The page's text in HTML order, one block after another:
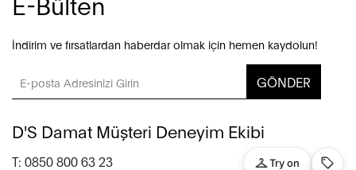
İndirim ve fırsatlardan haberdar olmak için hemen kaydolun!
GÖNDER
D'S Damat Müşteri Deneyim Ekibi
T: 0850 800 63 23